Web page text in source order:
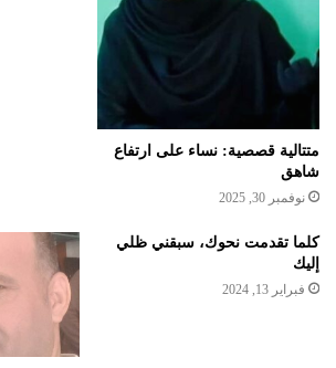
متتالية قصصية: نساء على ارتفاع
شاهق
نوفمبر 30, 2025
كلما تقدمت نحوك، سبقني ظلي
إليك
فبراير 13, 2024